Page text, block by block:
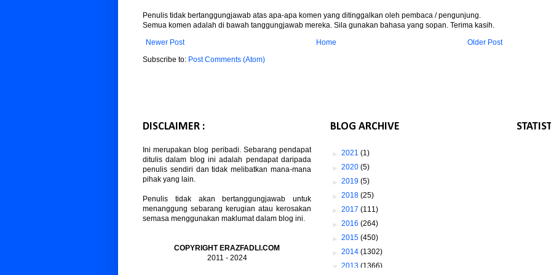
Penulis tidak bertanggungjawab atas apa-apa komen yang ditinggalkan oleh pembaca / pengunjung.
Semua komen adalah di bawah tanggungjawab mereka. Sila gunakan bahasa yang sopan. Terima kasih.
Newer Post
Older Post
Home
Subscribe to: Post Comments (Atom)
DISCLAIMER :
Ini merupakan blog peribadi. Sebarang pendapat
ditulis dalam blog ini adalah pendapat daripada
penulis sendiri dan tidak melibatkan mana-mana
pihak yang lain.
Penulis tidak akan bertanggungjawab untuk
menanggung sebarang kerugian atau kerosakan
semasa menggunakan maklumat dalam blog ini.
COPYRIGHT ERAZFADLI.COM
2011 - 2024
BLOG ARCHIVE
► 2021 (1)
► 2020 (5)
► 2019 (5)
► 2018 (25)
► 2017 (111)
► 2016 (264)
► 2015 (450)
► 2014 (1302)
▼ 2013 (1366)